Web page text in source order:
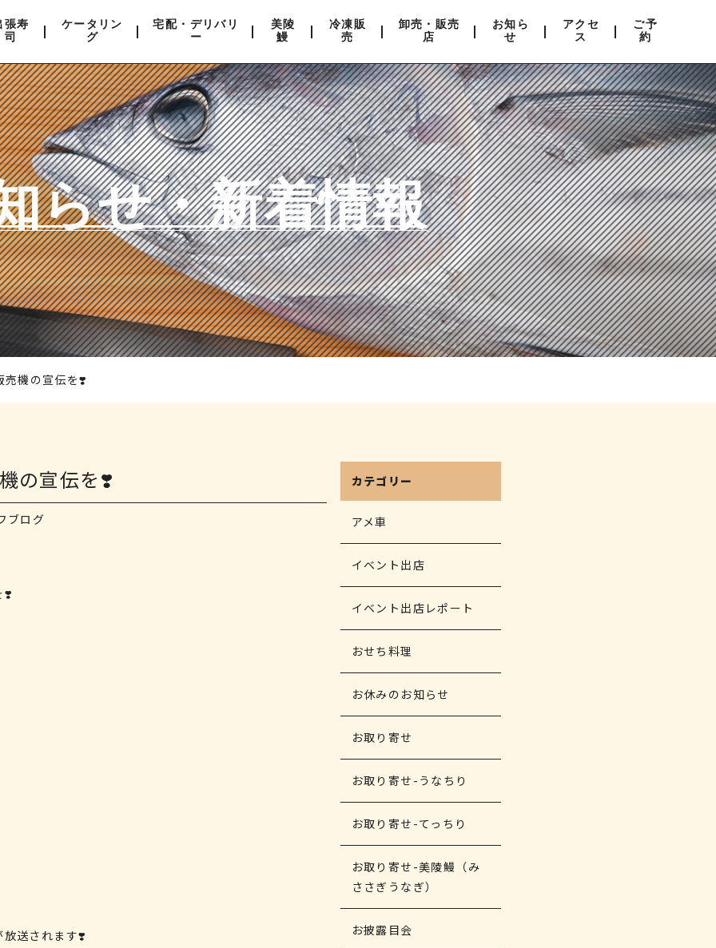
張寿
司
ケータリン
グ
宅配・デリバリ
ー
美陵
鰻
冷凍販
売
卸売・販売
店
お知ら
せ
アクセ
ス
ご予
約
らせ・新着情報
売機の宣伝を❣️
の宣伝を❣️
ブログ
❣️
送されます❣️
カテゴリー
アメ車
イベント出店
イベント出店レポート
おせち料理
お休みのお知らせ
お取り寄せ
お取り寄せ-うなちり
お取り寄せ-てっちり
お取り寄せ-美陵鰻（み
ささぎうなぎ）
お披露目会